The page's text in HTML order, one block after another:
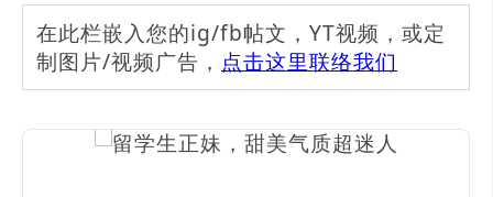
在此栏嵌入您的ig/fb帖文，YT视频，或定
制图片/视频广告， 点击这里联络我们